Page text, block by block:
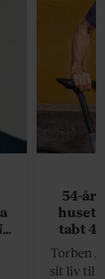
54-
huset
tabt
Torben
sit liv til